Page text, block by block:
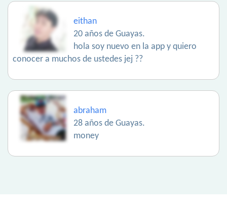
eithan
20 años de Guayas.
hola soy nuevo en la app y quiero
conocer a muchos de ustedes jej ??
abraham
28 años de Guayas.
money